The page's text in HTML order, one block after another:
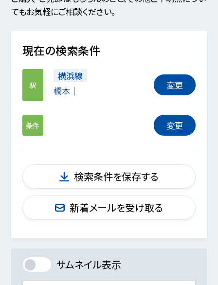
てもお気軽にご相談ください。
現在の検索条件
駅
横浜線
橋本
変更
条件 変更
検索条件を保存する
新着メールを受け取る
サムネイル表示